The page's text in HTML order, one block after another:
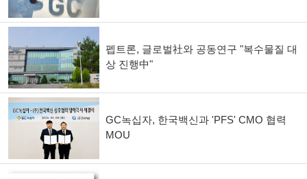
펩트론, 글로벌社와 공동연구 "복수물질 대
상 진행中"
GC녹십자, 한국백신과 'PFS' CMO 협력
MOU